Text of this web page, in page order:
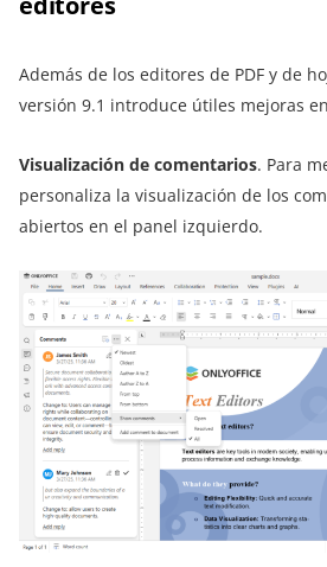
Además de los editores de PDF y de
versión 9.1 introduce útiles mejoras
Visualización de comentarios. Para
personaliza la visualización de los
abiertos en el panel izquierdo.